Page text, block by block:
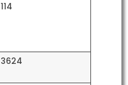
114
3624